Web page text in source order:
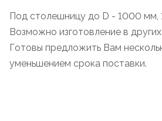
Под столешницу до D - 1000 мм,
Возможно изготовление в
Готовы предложить Вам
уменьшением срока поставки.